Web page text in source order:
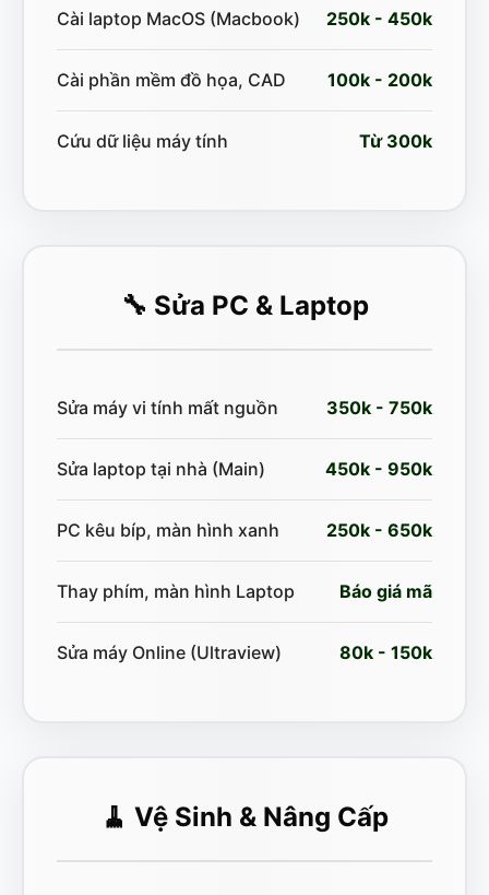
Cài laptop MacOS (Macbook) 250k - 450k
Cài phần mềm đồ họa, CAD 100k - 200k
Cứu dữ liệu máy tính Từ 300k
🔧 Sửa PC & Laptop
Sửa máy vi tính mất nguồn 350k - 750k
Sửa laptop tại nhà (Main) 450k - 950k
PC kêu bíp, màn hình xanh 250k - 650k
Thay phím, màn hình Laptop Báo giá mã
Sửa máy Online (Ultraview) 80k - 150k
🧹 Vệ Sinh & Nâng Cấp